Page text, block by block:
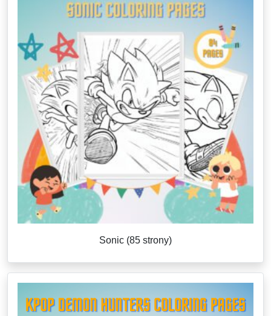
Sonic (85 strony)